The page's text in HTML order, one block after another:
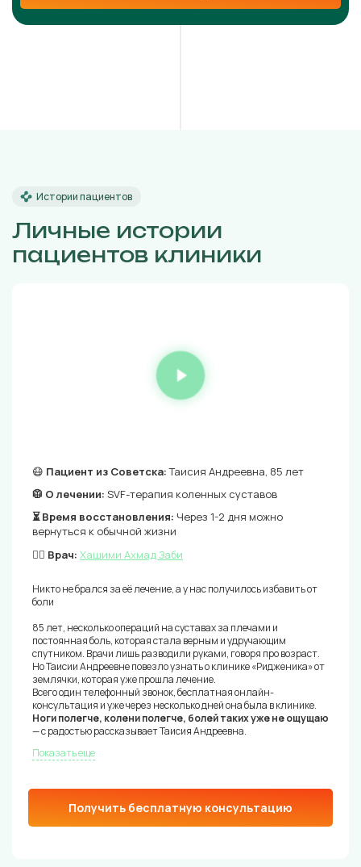
Истории пациентов
Личные истории
пациентов клиники
😷 Пациент из Советска:Таисия Андреевна, 85 лет
🥼 О лечении: SVF-терапия коленных суставов
⏳ Время восстановления: Через 1-2 дня можно
вернуться к обычной жизни
👨‍⚕️ Врач: Хашими Ахмад Заби
Никто не брался за её лечение, а у нас получилось избавить от
боли
85 лет, несколько операций на суставах за плечами и
постоянная боль, которая стала верным и удручающим
спутником. Врачи лишь разводили руками, говоря про возраст.
Но Таисии Андреевне повезло узнать о клинике «Ридженика» от
землячки, которая уже прошла лечение.
Всего один телефонный звонок, бесплатная онлайн-
консультация и уже через несколько дней она была в клинике.
Ноги полегче, колени полегче, болей таких уже не ощущаю
— с радостью рассказывает Таисия Андреевна.
Показать еще
Получить бесплатную консультацию